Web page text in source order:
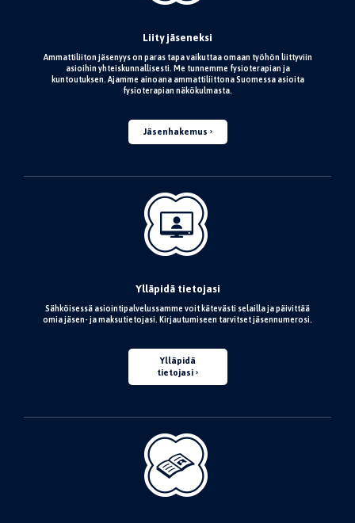
Liity jäseneksi
Ammattiliiton jäsenyys on paras tapa vaikuttaa omaan työhön liittyviin
asioihin yhteiskunnallisesti. Me tunnemme fysioterapian ja
kuntoutuksen. Ajamme ainoana ammattiliittona Suomessa asioita
fysioterapian näkökulmasta.
Jäsenhakemus
Ylläpidä tietojasi
Sähköisessä asiointipalvelussamme voit kätevästi selailla ja päivittää
omia jäsen- ja maksutietojasi. Kirjautumiseen tarvitset jäsennumerosi.
Ylläpidä
tietojasi